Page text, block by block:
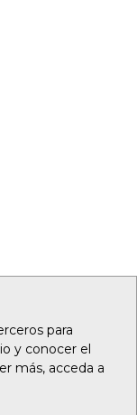
para
y conocer el
más, acceda a